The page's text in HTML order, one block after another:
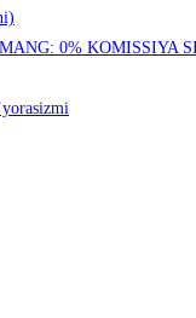
0% KOMISSIYA